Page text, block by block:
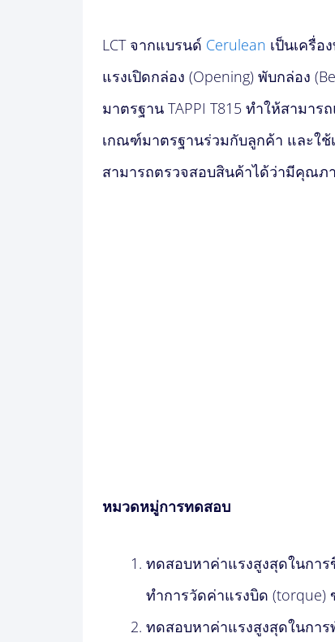
LCT จากแบรนด์ Cerulean เป็นเครื่อ
แรงเปิดกล่อง (Opening) พับกล่อง
มาตรฐาน TAPPI T815 ทำให้สามา
เกณฑ์มาตรฐานร่วมกับลูกค้า และใช้
สามารถตรวจสอบสินค้าได้ว่ามีคุณภ
หมวดหมู่การทดสอบ
ทดสอบหาค่าแรงสูงสุดในการ
ทำการวัดค่าแรงบิด (torque)
ทดสอบหาค่าแรงสูงสุดในกา